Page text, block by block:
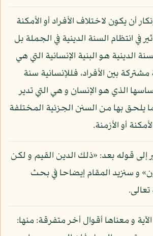
أن يكون لاختلاف الأفراد أو الأمكنة
في انتظام السنة الدينية في الجملة بل
الدينية هو البنية الإنسانية التي هي
بين الأفراد، فللإنسانية سنة
الذي هو الإنسان و هي التي تدير
يلحق بها من السنن الجزئية المختلفة
أو الأزمنة.
إلى قوله بعد: «ذلك الدين القيم و لكن
و سنزيد المقام إيضاحا في بحث
و معناها أقوال أخر متفرقة: منها: